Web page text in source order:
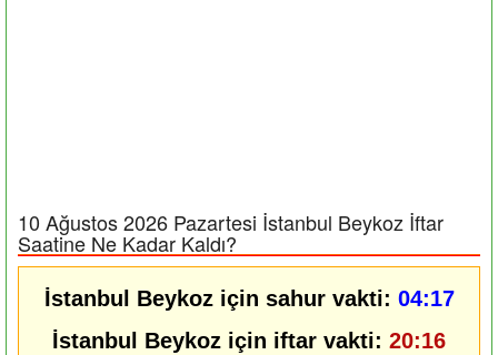
10 Ağustos 2026 Pazartesi İstanbul Beykoz İftar
Saatine Ne Kadar Kaldı?
İstanbul Beykoz için sahur vakti: 04:17
İstanbul Beykoz için iftar vakti: 20:16